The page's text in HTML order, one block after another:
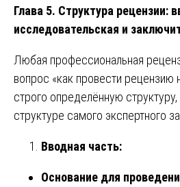
Глава 5. Структура рецензии:
исследовательская и
Любая профессиональная
вопрос «как провести рецензию
строго определённую
структуре самого экспертного
Вводная часть:
Основание для